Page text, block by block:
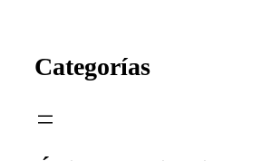
Categorías